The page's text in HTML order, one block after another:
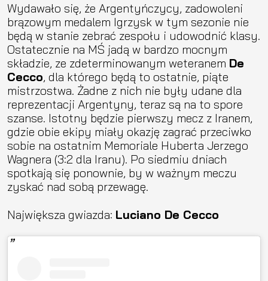
Wydawało się, że Argentyńczycy, zadowoleni
brązowym medalem Igrzysk w tym sezonie nie
będą w stanie zebrać zespołu i udowodnić klasy.
Ostatecznie na MŚ jadą w bardzo mocnym
składzie, ze zdeterminowanym weteranem De
Cecco, dla którego będą to ostatnie, piąte
mistrzostwa. Żadne z nich nie były udane dla
reprezentacji Argentyny, teraz są na to spore
szanse. Istotny będzie pierwszy mecz z Iranem,
gdzie obie ekipy miały okazję zagrać przeciwko
sobie na ostatnim Memoriale Huberta Jerzego
Wagnera (3:2 dla Iranu). Po siedmiu dniach
spotkają się ponownie, by w ważnym meczu
zyskać nad sobą przewagę.
Największa gwiazda: Luciano De Cecco